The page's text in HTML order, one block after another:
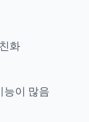
화
능이 많음